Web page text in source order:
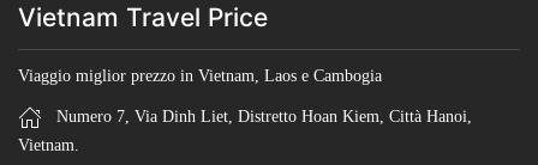
Vietnam Travel Price
Viaggio miglior prezzo in Vietnam, Laos e Cambogia
Numero 7, Via Dinh Liet, Distretto Hoan Kiem, Città Hanoi,
Vietnam.